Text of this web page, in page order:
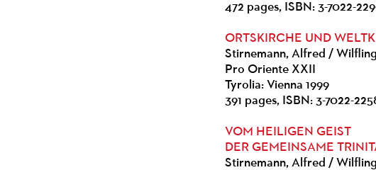
472 pages, ISBN: 3-7022-
ORTSKIRCHE UND
Stirnemann, Alfred /
Pro Oriente XXII
Tyrolia: Vienna 1999
391 pages, ISBN: 3-7022-
VOM HEILIGEN GEIST
DER GEMEINSAME
Stirnemann, Alfred /